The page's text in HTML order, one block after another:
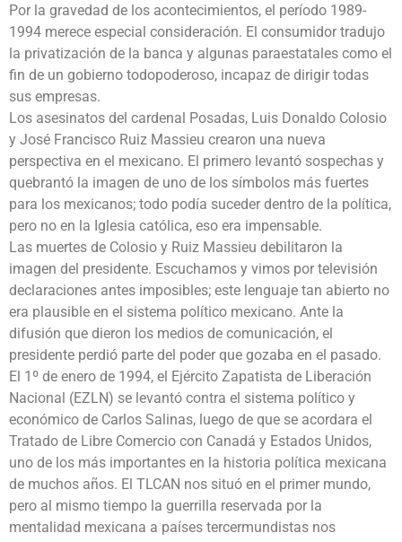
Por la gravedad de los acontecimientos, el período 1989-
1994 merece especial consideración. El consumidor tradujo
la privatización de la banca y algunas paraestatales como el
fin de un gobierno todopoderoso, incapaz de dirigir todas
sus empresas.
Los asesinatos del cardenal Posadas, Luis Donaldo Colosio
y José Francisco Ruiz Massieu crearon una nueva
perspectiva en el mexicano. El primero levantó sospechas y
quebrantó la imagen de uno de los símbolos más fuertes
para los mexicanos; todo podía suceder dentro de la política,
pero no en la Iglesia católica, eso era impensable.
Las muertes de Colosio y Ruiz Massieu debilitaron la
imagen del presidente. Escuchamos y vimos por televisión
declaraciones antes imposibles; este lenguaje tan abierto no
era plausible en el sistema político mexicano. Ante la
difusión que dieron los medios de comunicación, el
presidente perdió parte del poder que gozaba en el pasado.
El 1º de enero de 1994, el Ejército Zapatista de Liberación
Nacional (EZLN) se levantó contra el sistema político y
económico de Carlos Salinas, luego de que se acordara el
Tratado de Libre Comercio con Canadá y Estados Unidos,
uno de los más importantes en la historia política mexicana
de muchos años. El TLCAN nos situó en el primer mundo,
pero al mismo tiempo la guerrilla reservada por la
mentalidad mexicana a países tercermundistas nos